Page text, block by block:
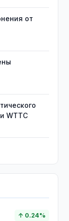
от
WTTC
↑ 0.24%